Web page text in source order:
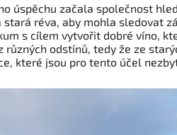
úspěchu začala společnost
stará réva, aby mohla sledovat
s cílem vytvořit dobré víno,
různých odstínů, tedy že ze
které jsou pro tento účel